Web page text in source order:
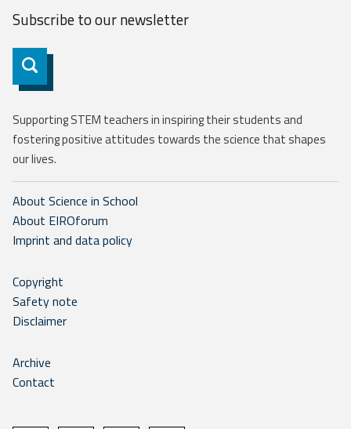
Subscribe to ournewsletter
Subscribe
Supporting STEM teachers in inspiring their students and
fostering positive attitudes towards the science that shapes
our lives.
About Science in School
About EIROforum
Imprint and data policy
Copyright
Safety note
Disclaimer
Archive
Contact